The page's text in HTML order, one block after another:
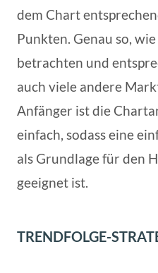
dem Chart
Punkten. Genau so,
betrachten und
auch viele andere
Anfänger ist die
einfach, sodass eine
als Grundlage für den
geeignet ist.
TRENDFOLGE-